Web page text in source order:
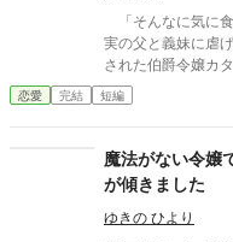
「そんなに気に
実の父と義妹に虐
された伯爵令嬢カ
ープですすり、ガ
色の瞳を持つ美しい男・ギルだ
わ。手当てのお礼
人の奇妙な共同生
笑い、カタリーナ
かしカタリーナは
ていた最強の第三王子であ
恋愛 完結 短編
魔法がない令嬢
が傾きました
ゆきの ひより